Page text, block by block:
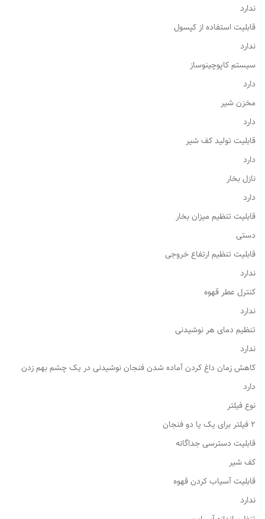
ندارد
قابلیت استفاده از کپسول
ندارد
سیستم کاپوچینوساز
دارد
مخزن شیر
دارد
قابلیت تولید کف شیر
دارد
نازل بخار
دارد
قابلیت تنظیم میزان بخار
دستی
قابلیت تنظیم ارتفاع خروجی
ندارد
کنترل عطر قهوه
ندارد
تنظیم دمای هر نوشیدنی
ندارد
کاهش زمان داغ کردن آماده شدن فنجان نوشیدنی در یک چشم بهم زدن
دارد
نوع فیلتر
2 فیلتر برای یک یا دو فنجان
قابلیت دسترسی جداگانه
کف شیر
قابلیت آسیاب کردن قهوه
ندارد